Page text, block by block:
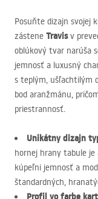
Posuňte dizajn svojej
zástene Travisv
oblúkový tvar narúša
jemnosť a luxusný
s teplým, ušľachtilým
bod aranžmánu,
priestrannosť.
Unikátny dizajn
hornej hrany tabule
kúpeľni jemnosť a
štandardných,
Profil vo farbe